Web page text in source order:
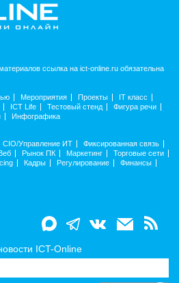
ссылка на ict-online.ru обязательна
Мероприятия Проекты
IT класс
ICT Life Тестовый стенд
Фигура речи
Инфографика
CIO/Управление ИТ
Фиксированная связь
Рынок ПК Маркетинг
Торговые сети
Кадры Регулирование
Финансы
ICT-Online